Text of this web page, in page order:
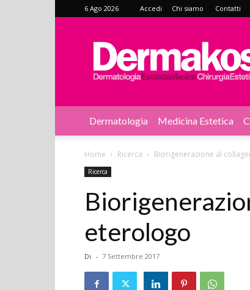
6 Ago 2026 Accedi Chi siamo Contatti
Dermakos
Dermatologia Medicina Estetica
Home Ricerca Biorigenerazione al
Ricerca
eterologo
Di - 7 Settembre 2017